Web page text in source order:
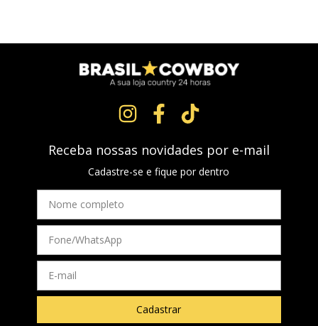
Receba nossas novidades por e-mail
Cadastre-se e fique por dentro